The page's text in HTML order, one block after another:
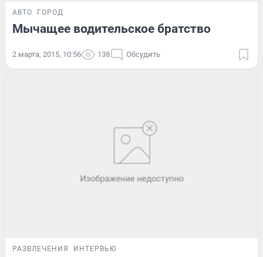
АВТО ГОРОД
Мычащее водительское братство
2 марта, 2015, 10:56 138 Обсудить
РАЗВЛЕЧЕНИЯ ИНТЕРВЬЮ